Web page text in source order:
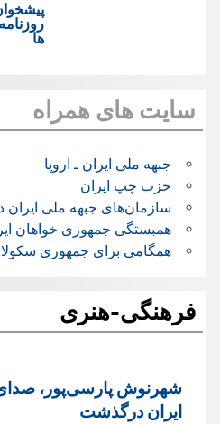
روزنامه
ها
سایت های همراه
جبهه ملی ایران ـ اروپا
حزب چپ ایران
سازمان‌های جبهه ملی ایران
همبستگی جمهوری خواهان
همگامی برای جمهوری
فرهنگی-هنری
شهرنوش پارسی‌پور،
ایران درگذشت